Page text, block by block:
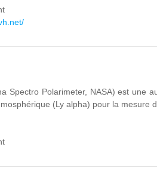
Spectro Polarimeter, NASA) est une
(Ly alpha) pour la mesure